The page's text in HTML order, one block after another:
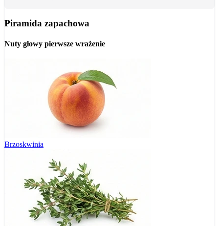
Piramida zapachowa
Nuty głowy pierwsze wrażenie
Brzoskwinia